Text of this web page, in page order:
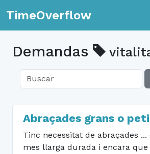
TimeOverflow
Demandas
Abraçades grans o
Tinc necessitat de abraçades
mes llarga durada i encara que